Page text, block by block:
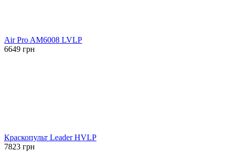
Air Pro AM6008 LVLP
6649 грн
Краскопульт Leader HVLP
7823 грн